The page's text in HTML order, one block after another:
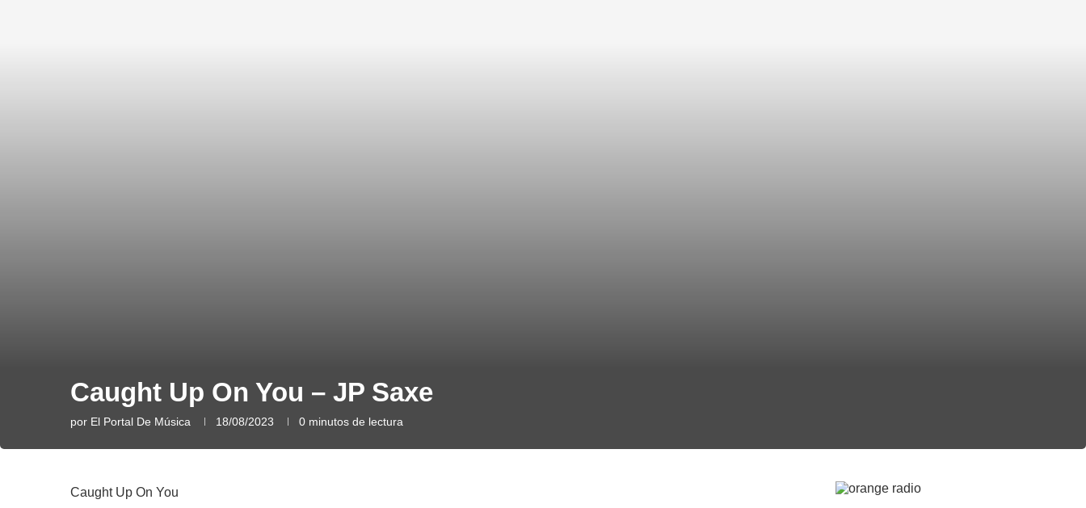
Caught Up On You – JP Saxe
por El Portal De Música 18/08/2023 0 minutos de lectura
Caught Up On You